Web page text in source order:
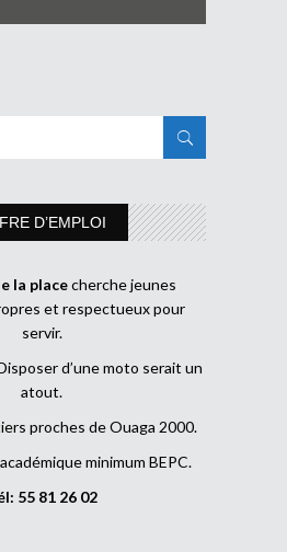
D’EMPLOI
la placecherche jeunes
et respectueux pour
servir.
d’une moto serait un
atout.
proches de Ouaga 2000.
minimum BEPC.
55 81 26 02